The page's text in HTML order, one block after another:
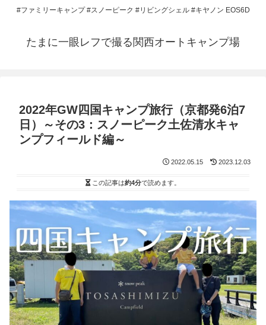
#ファミリーキャンプ #スノーピーク #リビングシェル #キヤノン EOS6D
たまに一眼レフで撮る関西オートキャンプ場
2022年GW四国キャンプ旅行（京都発6泊7
日）～その3：スノーピーク土佐清水キャ
ンプフィールド編～
2022.05.15 2023.12.03
この記事は約4分で読めます。